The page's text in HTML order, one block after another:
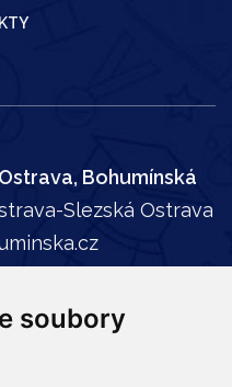
soubory
Bohumínská
Slezská Ostrava
Ostrava, Městský
Ostrava,